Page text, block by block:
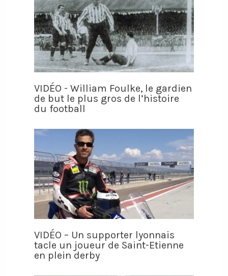
VIDÉO - William Foulke, le gardien
de but le plus gros de l’histoire
du football
VIDÉO – Un supporter lyonnais
tacle un joueur de Saint-Etienne
en plein derby